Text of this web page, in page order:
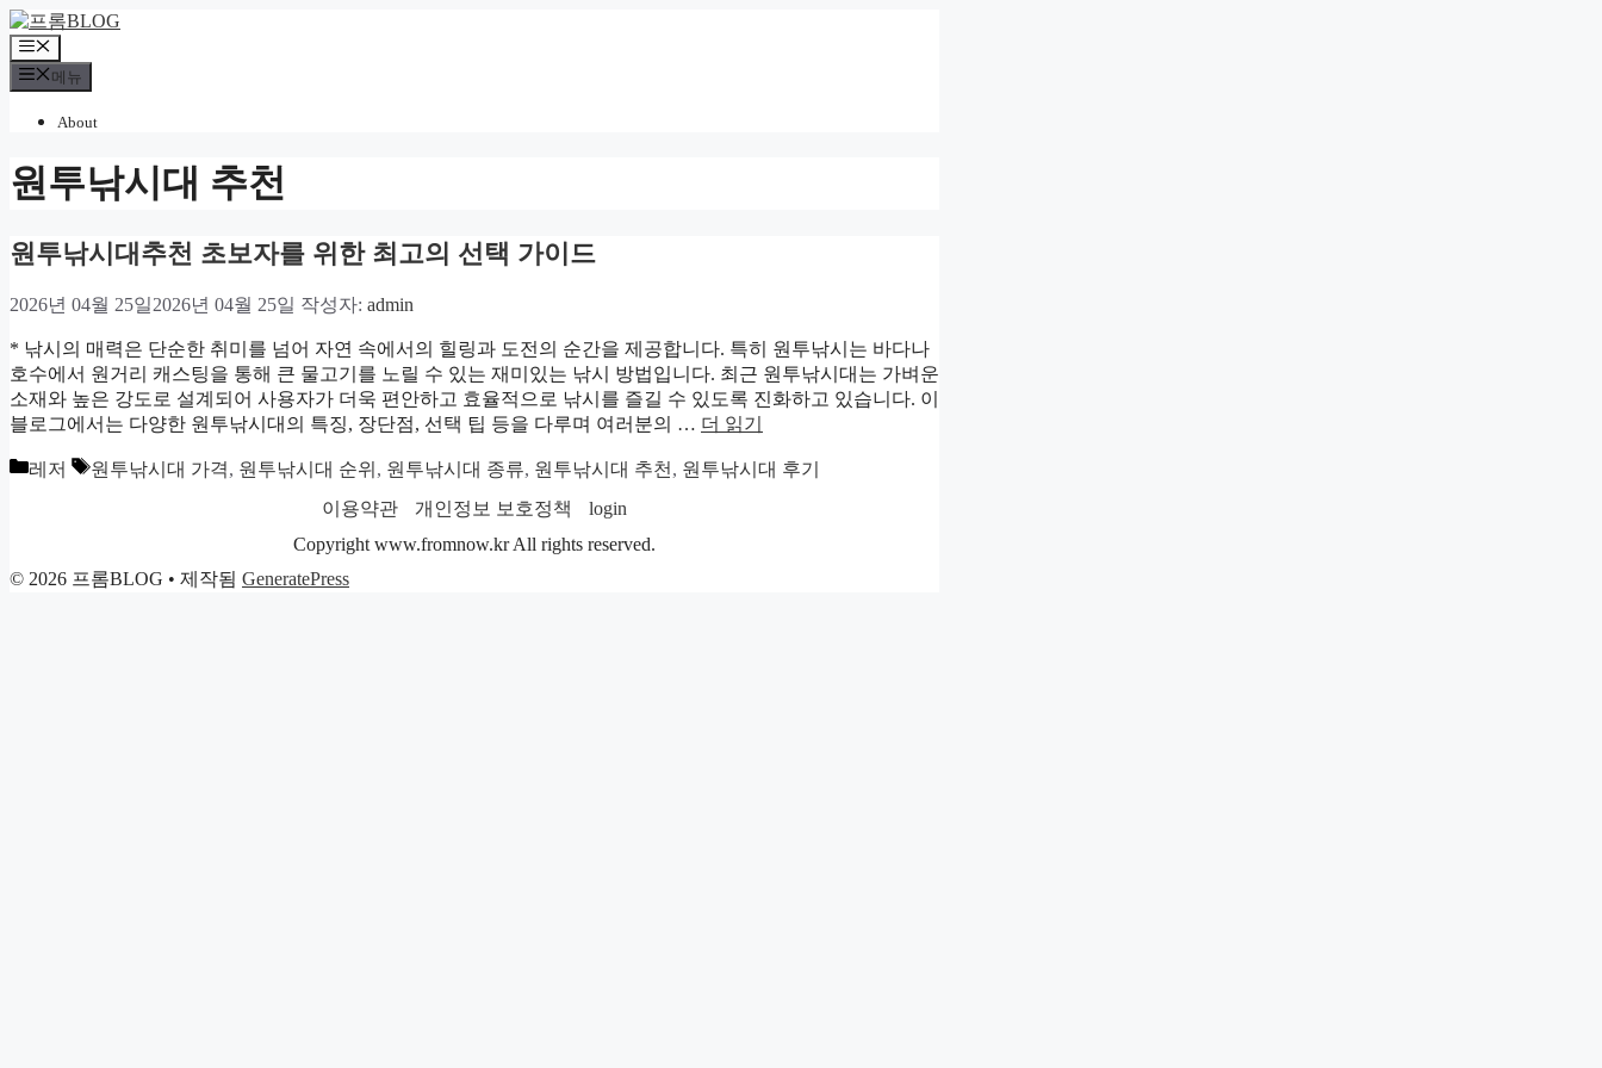
컨
텐
츠
로
뛰
기
메
뉴
메뉴
About
원투낚시대 추천
원투낚시대추천 초보자를 위한 최고의 선택 가이드
2026년 04월 25일2026년 04월 25일 작성자: admin
* 낚시의 매력은 단순한 취미를 넘어 자연 속에서의 힐링과 도전의 순간을 제공합니다. 특히 원투낚시는 바다나
호수에서 원거리 캐스팅을 통해 큰 물고기를 노릴 수 있는 재미있는 낚시 방법입니다. 최근 원투낚시대는 가벼운
소재와 높은 강도로 설계되어 사용자가 더욱 편안하고 효율적으로 낚시를 즐길 수 있도록 진화하고 있습니다. 이
블로그에서는 다양한 원투낚시대의 특징, 장단점, 선택 팁 등을 다루며 여러분의 … 더 읽기
카
레저
태
원투낚시대 가격, 원투낚시대 순위 , 원투낚시대 종류, 원투낚시대 추천 , 원투낚시대 후기
이용약관
개인정보 보호정책
login
Copyright www.fromnow.kr All rights reserved.
© 2026 프롬BLOG • 제작됨 GeneratePress